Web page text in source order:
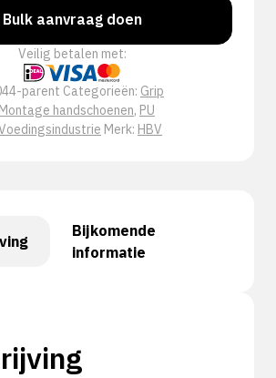
Bulk aanvraag doen
Veilig betalen met:
parent Categorieën: Grip
Montage handschoenen, PU
Merk: HBV
Bijkomende
informatie